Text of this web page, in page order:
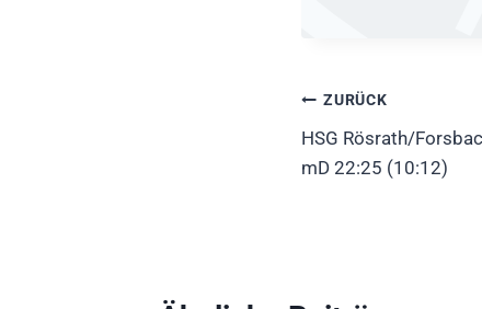
ZURÜCK
HSG Rösrath/
mD 22:25 (10:12)